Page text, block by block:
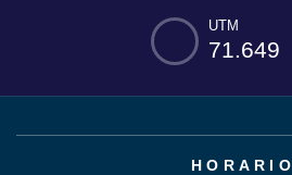
UTM
71.649
HORARIO